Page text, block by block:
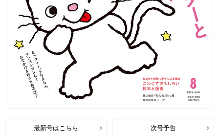
最新号はこちら 次号予告